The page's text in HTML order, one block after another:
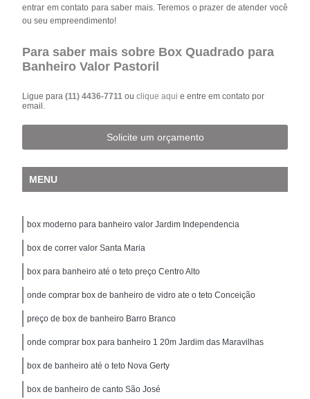
entrar em contato para saber mais. Teremos o prazer de atender você
ou seu empreendimento!
Para saber mais sobre Box Quadrado para
Banheiro Valor Pastoril
Ligue para(11) 4436-7711ouclique aqui e entre em contato por
email.
Solicite um orçamento
MENU
box moderno para banheiro valor Jardim Independencia
box de correr valor Santa Maria
box para banheiro até o teto preço Centro Alto
onde comprar box de banheiro de vidro ate o teto Conceição
preço de box de banheiro Barro Branco
onde comprar box para banheiro 1 20m Jardim das Maravilhas
box de banheiro até o teto Nova Gerty
box de banheiro de canto São José